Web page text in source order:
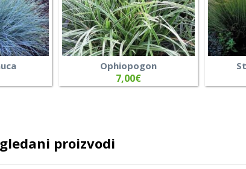
Ophiopogon
7,00€
proizvodi